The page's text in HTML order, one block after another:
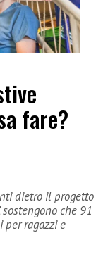
fare?
dietro il progetto
che 91
ragazzi e